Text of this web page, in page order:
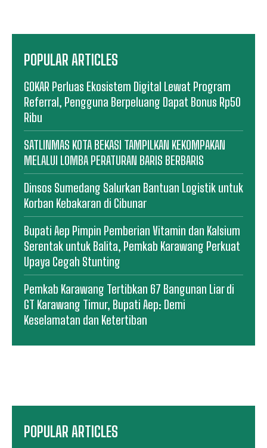
POPULAR ARTICLES
GOKAR Perluas Ekosistem Digital Lewat Program
Referral, Pengguna Berpeluang Dapat Bonus Rp50
Ribu
SATLINMAS KOTA BEKASI TAMPILKAN KEKOMPAKAN
MELALUI LOMBA PERATURAN BARIS BERBARIS
Dinsos Sumedang Salurkan Bantuan Logistik untuk
Korban Kebakaran di Cibunar
Bupati Aep Pimpin Pemberian Vitamin dan Kalsium
Serentak untuk Balita, Pemkab Karawang Perkuat
Upaya Cegah Stunting
Pemkab Karawang Tertibkan 67 Bangunan Liar di
GT Karawang Timur, Bupati Aep: Demi
Keselamatan dan Ketertiban
POPULAR ARTICLES